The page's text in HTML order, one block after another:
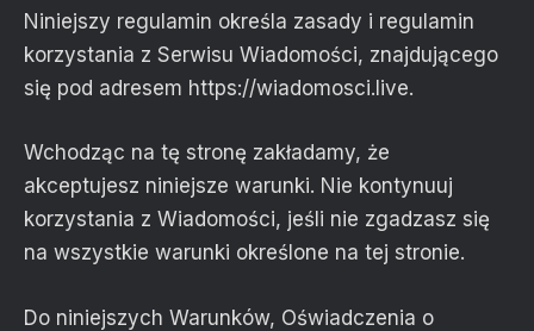
Niniejszy regulamin określa zasady i regulamin
korzystania z Serwisu Wiadomości, znajdującego
się pod adresem https://wiadomosci.live.
Wchodząc na tę stronę zakładamy, że
akceptujesz niniejsze warunki. Nie kontynuuj
korzystania z Wiadomości, jeśli nie zgadzasz się
na wszystkie warunki określone na tej stronie.
Do niniejszych Warunków, Oświadczenia o